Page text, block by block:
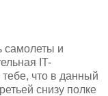
самолеты и
IT-
что в данный
снизу полке